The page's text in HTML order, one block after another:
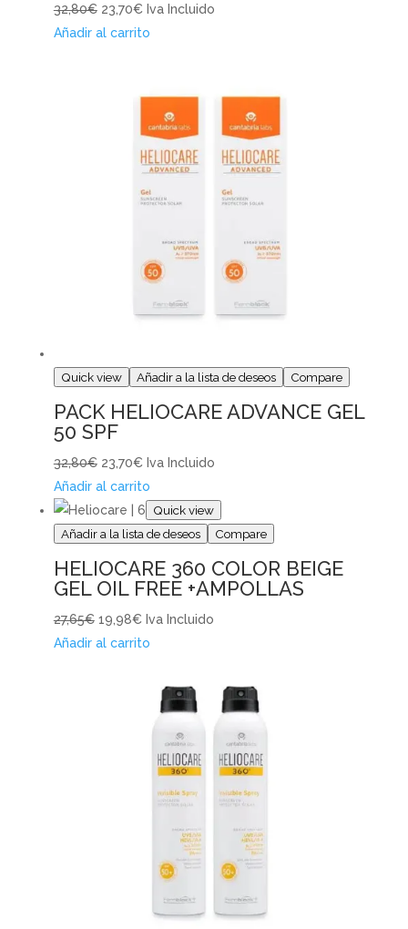
32,80€ 23,70€ Iva Incluido
Añadir al carrito
Quick view Añadir a la lista de deseos Compare
PACK HELIOCARE ADVANCE GEL
50 SPF
32,80€ 23,70€ Iva Incluido
Añadir al carrito
Quick view
Añadir a la lista de deseos
Compare
HELIOCARE 360 COLOR BEIGE
GEL OIL FREE +AMPOLLAS
27,65€ 19,98€ Iva Incluido
Añadir al carrito